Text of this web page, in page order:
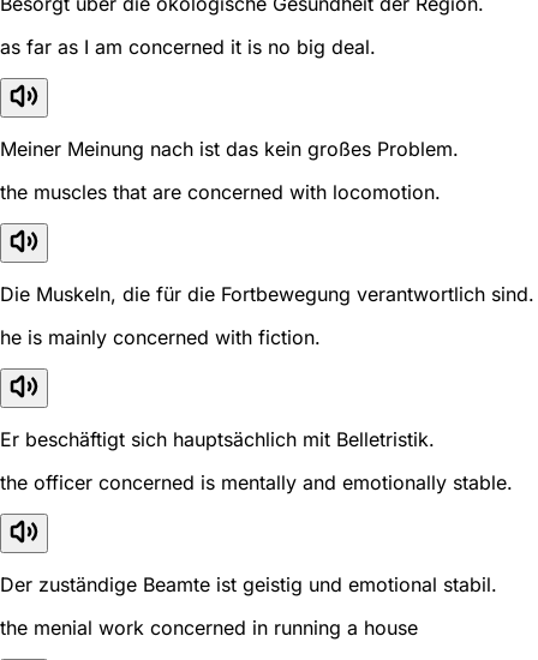
as far as I am concerned it is no big deal.
Meiner Meinung nach ist das kein großes Problem.
the muscles that are concerned with locomotion.
Die Muskeln, die für die Fortbewegung verantwortlich sind.
he is mainly concerned with fiction.
Er beschäftigt sich hauptsächlich mit Belletristik.
the officer concerned is mentally and emotionally stable.
Der zuständige Beamte ist geistig und emotional stabil.
the menial work concerned in running a house